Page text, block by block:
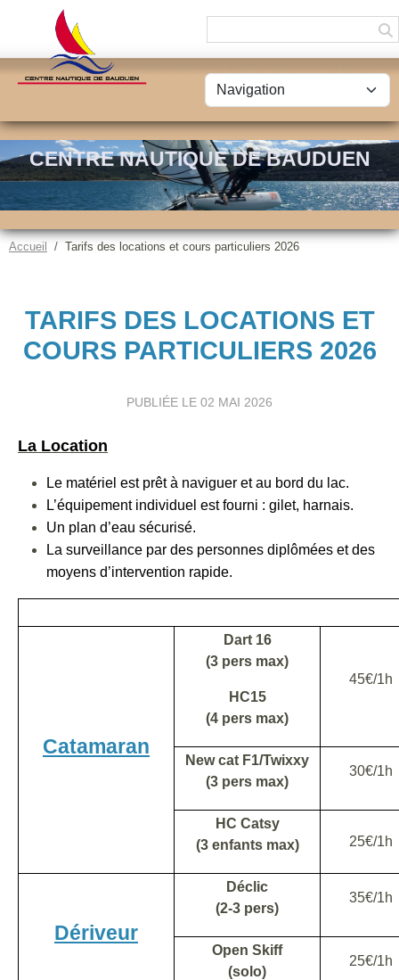
CENTRE NAUTIQUE DE BAUDUEN
Accueil Tarifs des locations et cours particuliers 2026
TARIFS DES LOCATIONS ET
COURS PARTICULIERS 2026
PUBLIÉE LE 02 MAI 2026
La Location
Le matériel est prêt à naviguer et au bord du lac.
L’équipement individuel est fourni : gilet, harnais.
Un plan d’eau sécurisé.
La surveillance par des personnes diplômées et des
moyens d’intervention rapide.
Catamaran
Dart 16
(3 pers max)
HC15
(4 pers max)
45€/1h
New cat F1/Twixxy
(3 pers max)
30€/1h
HC Catsy
(3 enfants max)
25€/1h
Dériveur
Déclic
(2-3 pers)
35€/1h
Open Skiff
(solo)
25€/1h
Panneau de gestion des cookies